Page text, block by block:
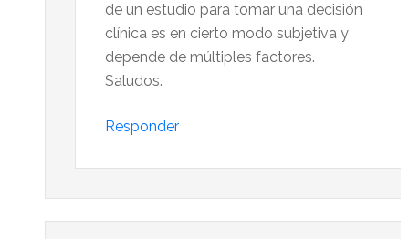
de un estudio para tomar una decisión
clínica es en cierto modo subjetiva y
depende de múltiples factores.
Saludos.
Responder